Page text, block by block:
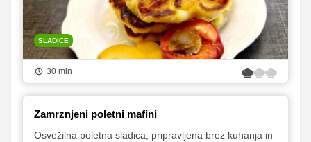
SLADICE
30 min
Zamrznjeni poletni mafini
Osvežilna poletna sladica, pripravljena brez kuhanja in